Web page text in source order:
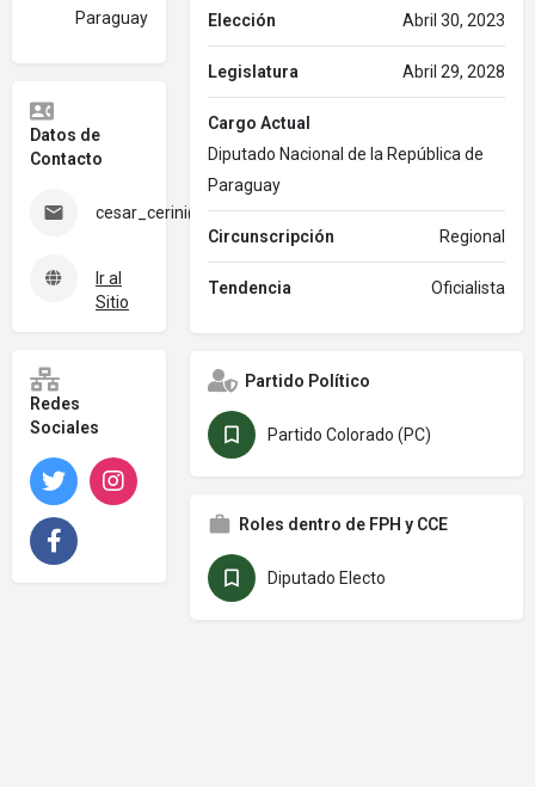
Paraguay
Datos de
Contacto
cesar_cerini@diputados.gov.py
Ir al
Sitio
Redes
Sociales
Twitter
Elección Abril 30, 2023
Legislatura Abril 29, 2028
Cargo Actual
Diputado Nacional de la República de
Paraguay
Circunscripción Regional
Tendencia Oficialista
Partido Político
Partido Colorado (PC)
Roles dentro de FPH y CCE
Diputado Electo